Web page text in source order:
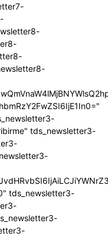
tds_newsletter3-
tds_newsletter3-